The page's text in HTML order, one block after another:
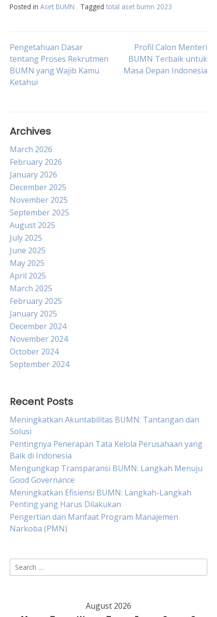
Posted in Aset BUMN Tagged total aset bumn 2023
Post
navigation
Pengetahuan Dasar
tentang Proses Rekrutmen
BUMN yang Wajib Kamu
Ketahui
Profil Calon Menteri
BUMN Terbaik untuk
Masa Depan Indonesia
Archives
March 2026
February 2026
January 2026
December 2025
November 2025
September 2025
August 2025
July 2025
June 2025
May 2025
April 2025
March 2025
February 2025
January 2025
December 2024
November 2024
October 2024
September 2024
Recent Posts
Meningkatkan Akuntabilitas BUMN: Tantangan dan
Solusi
Pentingnya Penerapan Tata Kelola Perusahaan yang
Baik di Indonesia
Mengungkap Transparansi BUMN: Langkah Menuju
Good Governance
Meningkatkan Efisiensi BUMN: Langkah-Langkah
Penting yang Harus Dilakukan
Pengertian dan Manfaat Program Manajemen
Narkoba (PMN)
Search
for:
August 2026